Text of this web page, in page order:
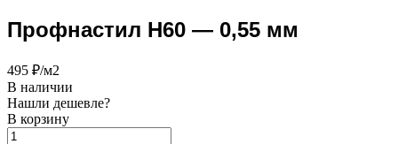
Профнастил Н60 — 0,55 мм
495 ₽/м2
В наличии
Нашли дешевле?
В корзину